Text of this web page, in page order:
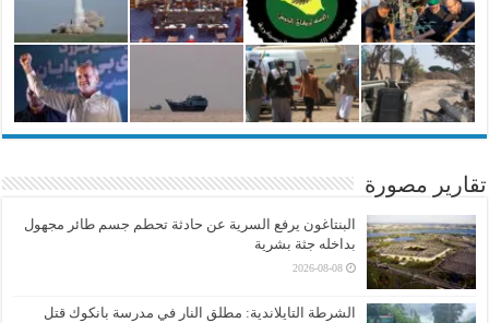
تقارير مصورة
البنتاغون يرفع السرية عن حادثة تحطم جسم طائر مجهول
بداخله جثة بشرية
2026-08-08
الشرطة التايلاندية: مطلق النار في مدرسة بانكوك قتل